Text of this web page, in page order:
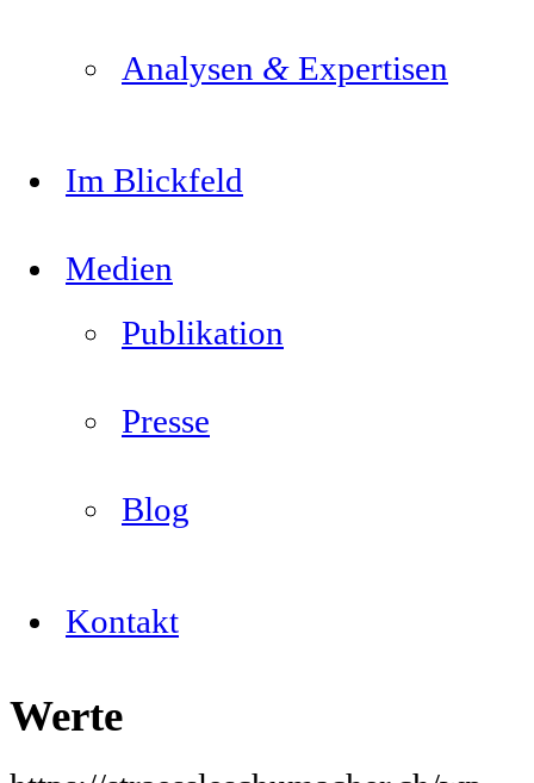
Analysen & Expertisen
Im Blickfeld
Medien
Publikation
Presse
Blog
Kontakt
Werte